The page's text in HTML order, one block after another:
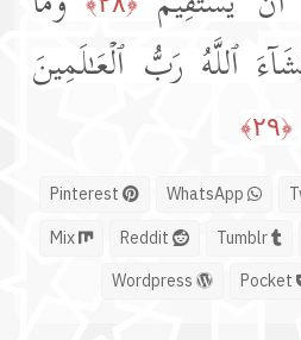
ٱللَّهُ رَبُّ ٱلۡعَـٰلَمِینَ
﴿٢٩﴾
Tumblr
Mix